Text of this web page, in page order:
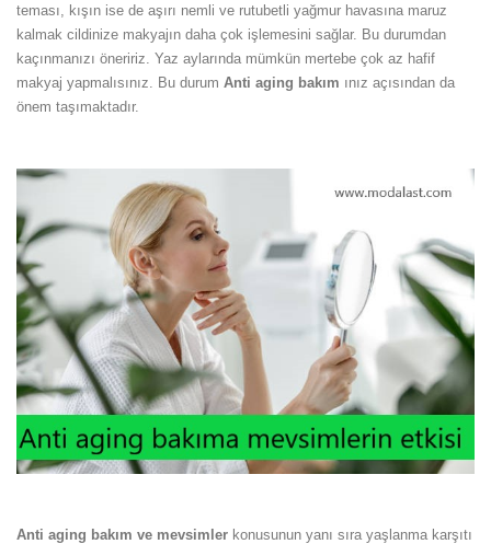
teması, kışın ise de aşırı nemli ve rutubetli yağmur havasına maruz
kalmak cildinize makyajın daha çok işlemesini sağlar. Bu durumdan
kaçınmanızı öneririz. Yaz aylarında mümkün mertebe çok az hafif
makyaj yapmalısınız. Bu durum Anti aging bakım ınız açısından da
önem taşımaktadır.
Anti aging bakım ve mevsimler konusunun yanı sıra yaşlanma karşıtı